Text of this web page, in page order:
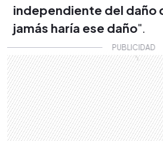
independiente del daño
jamás haría ese daño".